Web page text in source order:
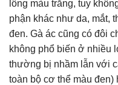
lông màu trắng, tuy
phận khác như da, mắt,
đen. Gà ác cũng có đôi
không phổ biến ở nhiều
thường bị nhầm lẫn với
toàn bộ cơ thể màu đen)